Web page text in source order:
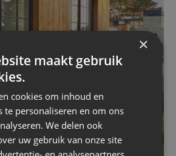
×
maakt gebruik
cookies om inhoud en
te personaliseren en om ons
We delen ook
uw gebruik van onze site